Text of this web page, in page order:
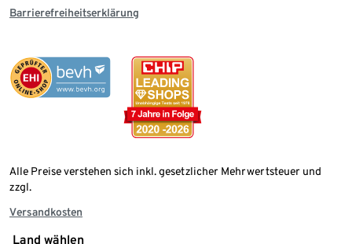
Barrierefreiheitserklärung
Alle Preise verstehen sich inkl. gesetzlicher Mehrwertsteuer und
zzgl.
Versandkosten
Land wählen